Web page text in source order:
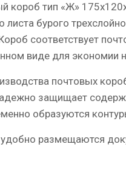
короб тип «Ж»
листа бурого
соответствует
виде для экономии
почтовых
защищает
образуются
размещаются